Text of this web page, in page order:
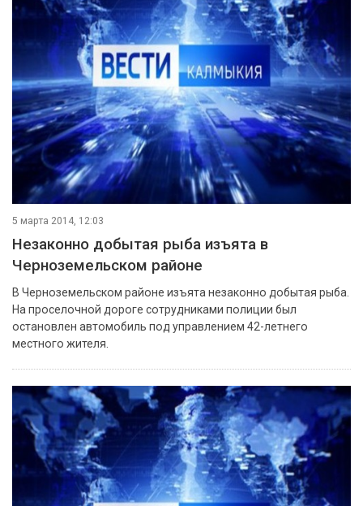
5 марта 2014, 12:03
Незаконно добытая рыба изъята в
Черноземельском районе
В Черноземельском районе изъята незаконно добытая рыба.
На проселочной дороге сотрудниками полиции был
остановлен автомобиль под управлением 42-летнего
местного жителя.